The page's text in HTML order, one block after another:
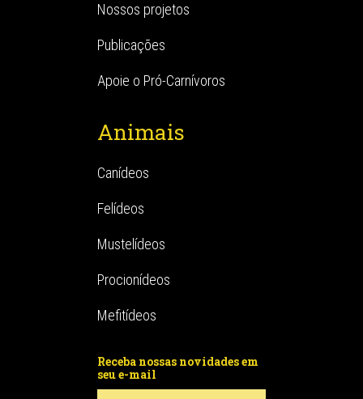
Nossos projetos
Publicações
Apoie o Pró-Carnívoros
Animais
Canídeos
Felídeos
Mustelídeos
Procionídeos
Mefitídeos
Receba nossas novidades em
seu e-mail